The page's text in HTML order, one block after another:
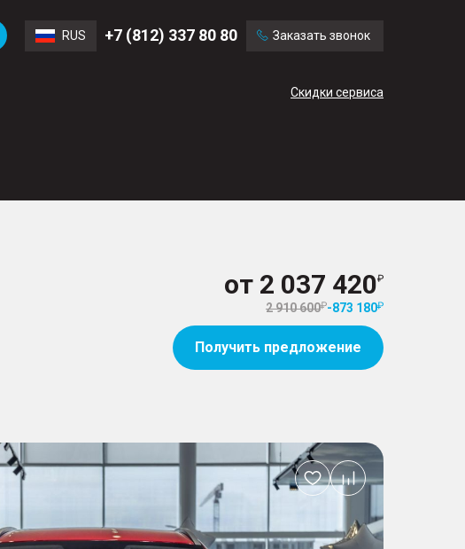
RUS +7 (812) 337 80 80 Заказать звонок
Скидки сервиса
от 2 037 420
2 910 600 -873 180
Получить предложение
Добавить
в
избранное